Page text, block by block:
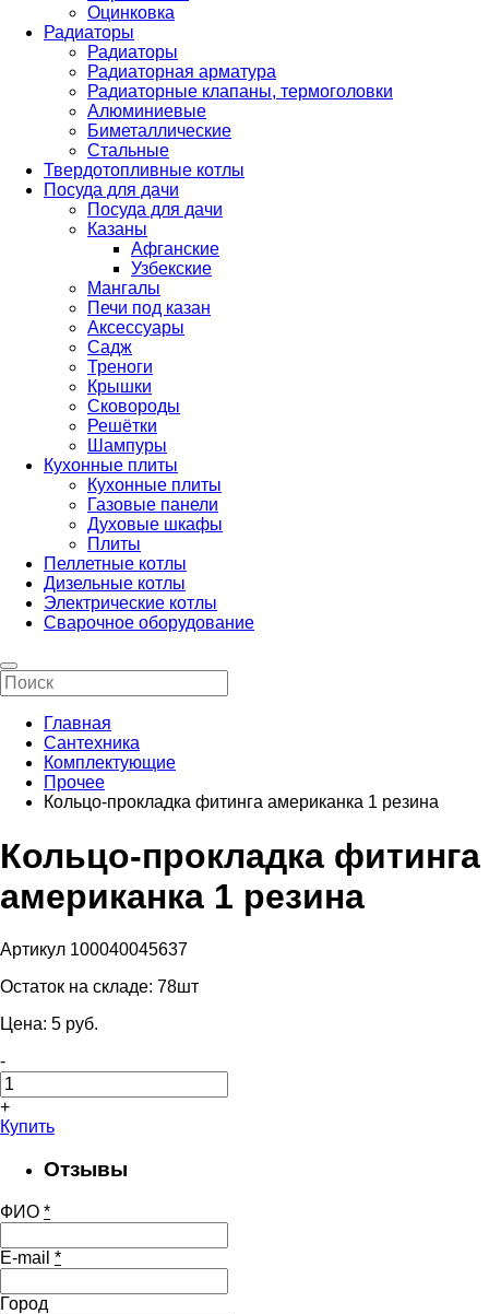
Оцинковка
Радиаторы
Радиаторы
Радиаторная арматура
Радиаторные клапаны, термоголовки
Алюминиевые
Биметаллические
Стальные
Твердотопливные котлы
Посуда для дачи
Посуда для дачи
Казаны
Афганские
Узбекские
Мангалы
Печи под казан
Аксессуары
Садж
Треноги
Крышки
Сковороды
Решётки
Шампуры
Кухонные плиты
Кухонные плиты
Газовые панели
Духовые шкафы
Плиты
Пеллетные котлы
Дизельные котлы
Электрические котлы
Сварочное оборудование
Главная
Сантехника
Комплектующие
Прочее
Кольцо-прокладка фитинга американка 1 резина
Кольцо-прокладка фитинга
американка 1 резина
Артикул 100040045637
Остаток на складе: 78шт
Цена: 5 pуб.
-
+
Купить
Отзывы
ФИО *
E-mail *
Город